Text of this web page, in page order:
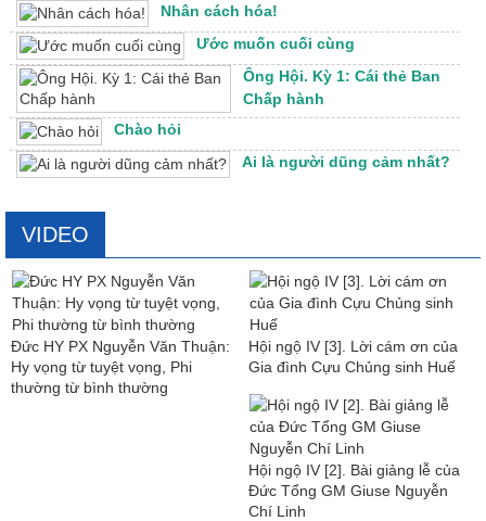
Nhân cách hóa!
Ước muốn cuối cùng
Ông Hội. Kỳ 1: Cái thẻ Ban
Chấp hành
Chào hỏi
Ai là người dũng cảm nhất?
VIDEO
Đức HY PX Nguyễn Văn Thuận:
Hy vọng từ tuyệt vọng, Phi
thường từ bình thường
Hội ngộ IV [3]. Lời cám ơn của
Gia đình Cựu Chủng sinh Huế
Hội ngộ IV [2]. Bài giảng lễ của
Đức Tổng GM Giuse Nguyễn
Chí Linh